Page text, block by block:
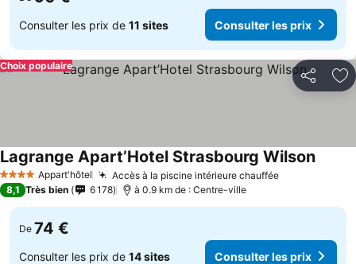
Consulter les prix de 11 sites Consulter les prix
Partager
Choix populaire
4 Étoiles Appart'hôtel Accès à la piscine intérieure chauffée
Lagrange Apart’Hotel Strasbourg Wilson
8,1 Très bien 6 178 à 0.9 km de : Centre-ville
De 74 €
Consulter les prix de 14 sites Consulter les prix